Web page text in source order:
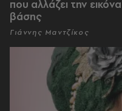
που αλλάζει την
βάσης
Γιάννης Μαντζίκος